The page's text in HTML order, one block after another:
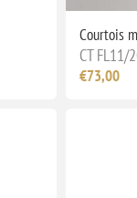
Courtois
CT FL11/
€73,00